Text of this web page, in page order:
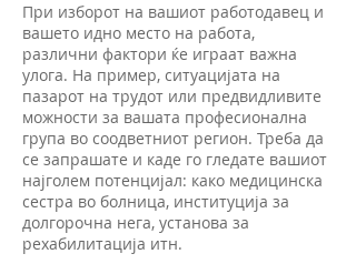
При изборот на вашиот работодавец и
вашето идно место на работа,
различни фактори ќе играат важна
улога. На пример, ситуацијата на
пазарот на трудот или предвидливите
можности за вашата професионална
група во соодветниот регион. Треба да
се запрашате и каде го гледате вашиот
најголем потенцијал: како медицинска
сестра во болница, институција за
долгорочна нега, установа за
рехабилитација итн.